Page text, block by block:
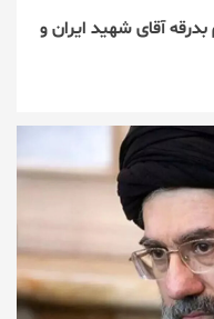
آقای شهید ایران و